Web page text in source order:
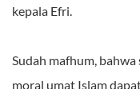
kepala Efri.
Sudah mafhum,
moral umat Islam